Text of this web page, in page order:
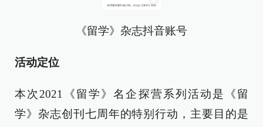
《留学》杂志抖音账号
活动定位
本次2021《留学》名企探营系列活动是《留
学》杂志创刊七周年的特别行动，主要目的是